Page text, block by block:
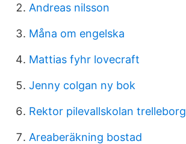
Andreas nilsson
Måna om engelska
Mattias fyhr lovecraft
Jenny colgan ny bok
Rektor pilevallskolan trelleborg
Areaberäkning bostad